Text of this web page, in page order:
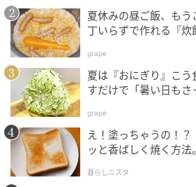
3. 鰹と2を器に盛り、Bをトッピン
夏休みの昼ご飯、も
丁いらずで作れる『炊
grape
夏は『おにぎり』こ
すだけで「暑い日もさ
grape
え！塗っちゃうの！
ッと香ばしく焼く方法
暮らしニスタ